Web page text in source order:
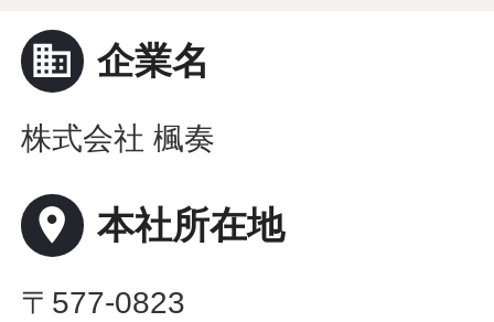
business 企業名
株式会社 楓奏
place 本社所在地
〒577-0823